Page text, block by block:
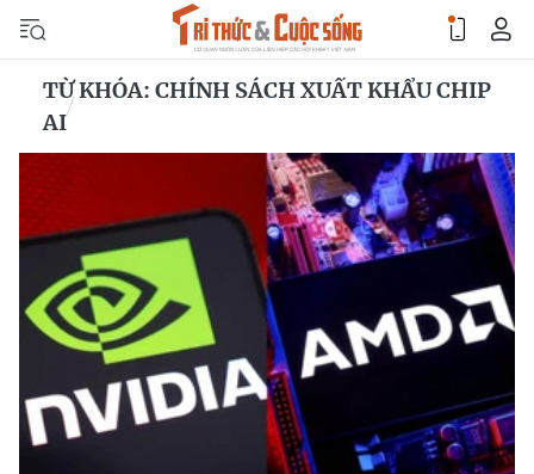
TỪ KHÓA: CHÍNH SÁCH XUẤT KHẨU CHIP
AI